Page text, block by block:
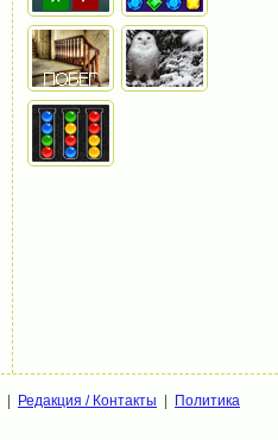
| Редакция / Контакты | Политика